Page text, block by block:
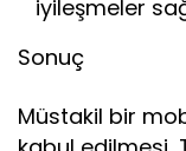
iyileşmeler
Sonuç
Müstakil bir